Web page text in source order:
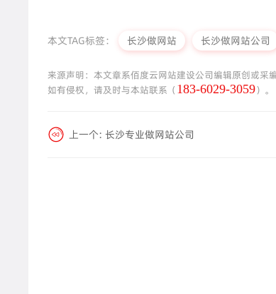
本文TAG标签： 长沙做网站 长沙做网站公司
来源声明：本文章系佰度云网站建设公司编辑原创或采
如有侵权，请及时与本站联系（ 183-6029-3059）。
上一个:长沙专业做网站公司